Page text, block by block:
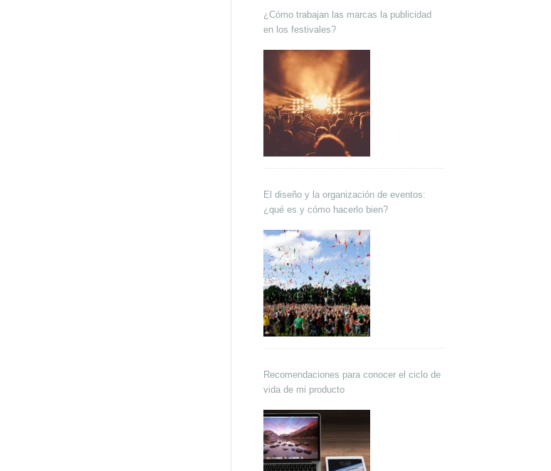
¿Cómo trabajan las marcas la publicidad
en los festivales?
El diseño y la organización de eventos:
¿qué es y cómo hacerlo bien?
Recomendaciones para conocer el ciclo de
vida de mi producto